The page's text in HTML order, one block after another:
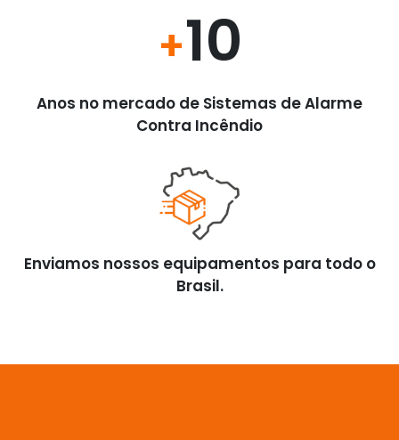
+10
Anos no mercado de Sistemas de Alarme
Contra Incêndio
Enviamos nossos equipamentos para todo o
Brasil.